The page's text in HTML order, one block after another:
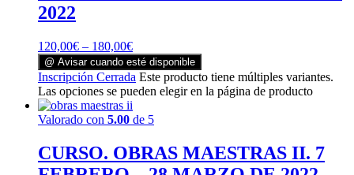
2022
120,00€ – 180,00€
@ Avisar cuando esté disponible
Inscripción Cerrada Este producto tiene múltiples variantes.
Las opciones se pueden elegir en la página de producto
Valorado con 5.00 de 5
CURSO. OBRAS MAESTRAS II. 7